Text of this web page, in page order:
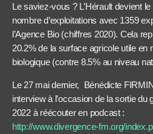
Le saviez-vous ? L’Hérault devient
nombre d’exploitations avec 1359
l’Agence Bio (chiffres 2020). Cela
20.2% de la surface agricole utile en
biologique (contre 8.5% au niveau
Le 27 mai dernier, Bénédicte
interview à l’occasion de la sortie du
2022 à réécouter en podcast :
http://www.divergence-fm.org/